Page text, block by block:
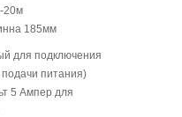
20м
185мм
для подключения
питания)
5 Ампер для